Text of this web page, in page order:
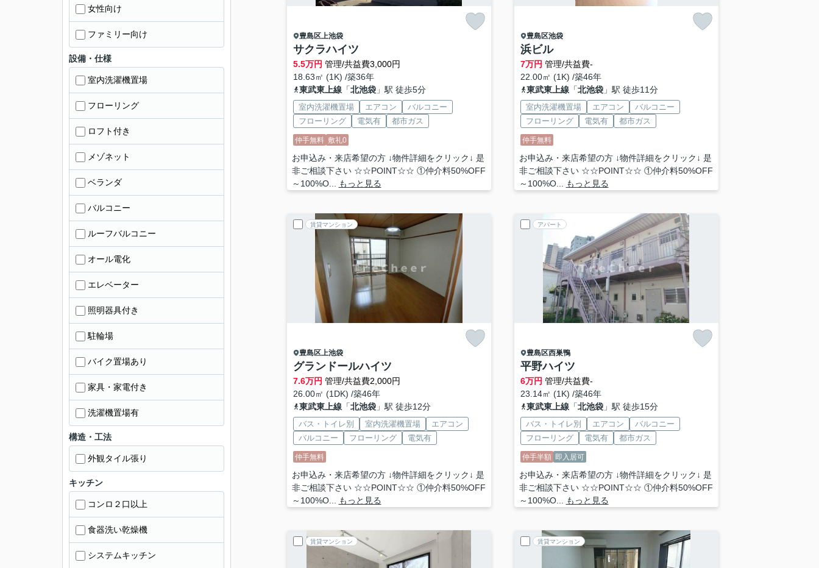
豊島区上池袋
サクラハイツ
5.5万円 管理/共益費3,000円
18.63㎡ (1K) /築36年
東武東上線「北池袋」駅 徒歩5分
室内洗濯機置場 エアコン
バルコニー
フローリング
電気有 都市ガス
仲手無料 敷礼0
お申込み・来店希望の方 ↓物件詳細をクリック↓ 是
非ご相談下さい ☆☆POINT☆☆ ①仲介料50%OFF
～100%O...
もっと見る
豊島区池袋
浜ビル
7万円 管理/共益費-
22.00㎡ (1K) /築46年
東武東上線「北池袋」駅 徒歩11分
室内洗濯機置場 エアコン
バルコニー
フローリング
電気有 都市ガス
仲手無料
お申込み・来店希望の方 ↓物件詳細をクリック↓ 是
非ご相談下さい ☆☆POINT☆☆ ①仲介料50%OFF
～100%O...
もっと見る
賃貸マンション
豊島区上池袋
グランドールハイツ
7.6万円 管理/共益費2,000円
26.00㎡ (1DK) /築46年
東武東上線「北池袋」駅 徒歩12分
バス・トイレ別 室内洗濯機置場
エアコン
バルコニー
フローリング 電気有
仲手無料
お申込み・来店希望の方 ↓物件詳細をクリック↓ 是
非ご相談下さい ☆☆POINT☆☆ ①仲介料50%OFF
～100%O...
もっと見る
アパート
豊島区西巣鴨
平野ハイツ
6万円 管理/共益費-
23.14㎡ (1K) /築46年
東武東上線「北池袋」駅 徒歩15分
バス・トイレ別 エアコン
バルコニー
フローリング
電気有 都市ガス
仲手半額 即入居可
お申込み・来店希望の方 ↓物件詳細をクリック↓ 是
非ご相談下さい ☆☆POINT☆☆ ①仲介料50%OFF
～100%O...
もっと見る
賃貸マンション 賃貸マンション
女性向け
ファミリー向け
設備・仕様
室内洗濯機置場
フローリング
ロフト付き
メゾネット
ベランダ
バルコニー
ルーフバルコニー
オール電化
エレベーター
照明器具付き
駐輪場
バイク置場あり
家具・家電付き
洗濯機置場有
構造・工法
外観タイル張り
キッチン
コンロ２口以上
食器洗い乾燥機
システムキッチン